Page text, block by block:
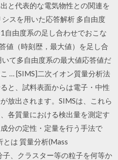
と代表的な電気物性との関連を
スを用いた応答解析 多自由度
自由度系の足し合わせでおこな
値（時刻歴，最大値）を足し合
て多自由度系の最大値応答値だ
… [SIMS]二次イオン質量分析法
と、試料表面からは電子・中性
放出されます。SIMSは、これら
各質量における検出量を測定す
分の定性・定量を行う手法で
とは 質量分析(Mass
、クラスター等の粒子を何等か